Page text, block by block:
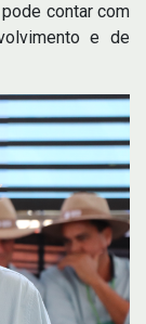
contar com
e de